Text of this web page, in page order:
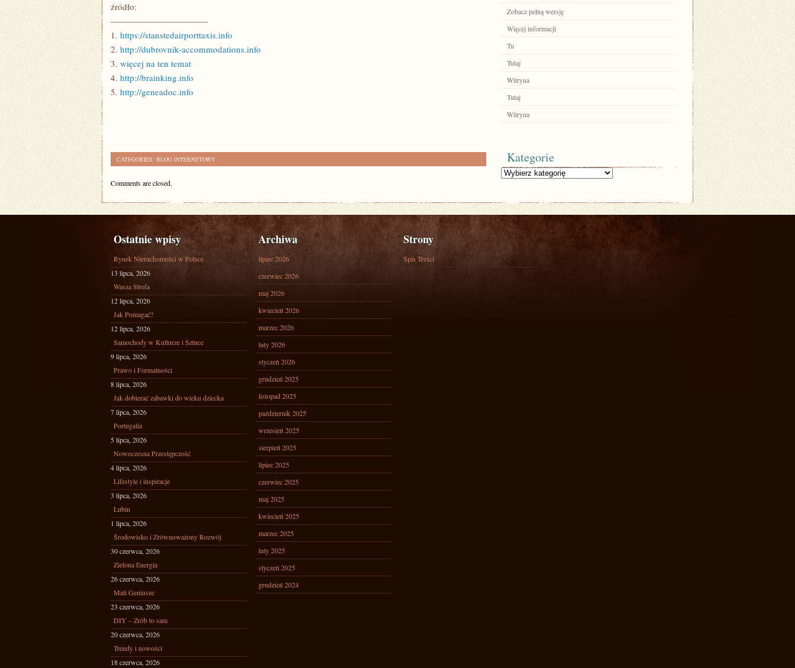
źródło:
———————————
1. https://stanstedairporttaxis.info
2. http://dubrovnik-accommodations.info
3. więcej na ten temat
4. http://brainking.info
5. http://geneadoc.info
CATEGORIES: BLOG INTERNETOWY
Comments are closed.
Zobacz pełną wersję
Więcej informacji
Tu
Tutaj
Witryna
Tutaj
Witryna
Kategorie
Kategorie
Ostatnie wpisy
Rynek Nieruchomości w Polsce
13 lipca, 2026
Wasza Strefa
12 lipca, 2026
Jak Pomagać?
12 lipca, 2026
Samochody w Kulturze i Sztuce
9 lipca, 2026
Prawo i Formalności
8 lipca, 2026
Jak dobierać zabawki do wieku dziecka
7 lipca, 2026
Portugalia
5 lipca, 2026
Nowoczesna Przestępczość
4 lipca, 2026
Lifestyle i inspiracje
3 lipca, 2026
Lubin
1 lipca, 2026
Środowisko i Zrównoważony Rozwój
30 czerwca, 2026
Zielona Energia
26 czerwca, 2026
Mali Geniusze
23 czerwca, 2026
DIY – Zrób to sam
20 czerwca, 2026
Trendy i nowości
18 czerwca, 2026
Archiwa
lipiec 2026
czerwiec 2026
maj 2026
kwiecień 2026
marzec 2026
luty 2026
styczeń 2026
grudzień 2025
listopad 2025
październik 2025
wrzesień 2025
sierpień 2025
lipiec 2025
czerwiec 2025
maj 2025
kwiecień 2025
marzec 2025
luty 2025
styczeń 2025
grudzień 2024
Strony
Spis Treści